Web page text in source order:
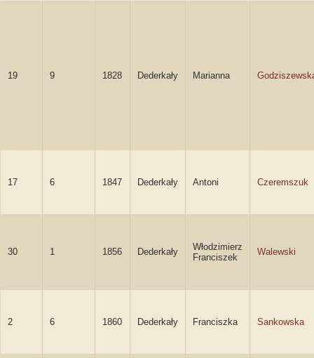
19 9 1828 Dederkały Marianna
17 6 1847 Dederkały Antoni Czeremszuk
30 1 1856 Dederkały
Włodzimierz
Franciszek
Walewski
2 6 1860 Dederkały Franciszka Sankowska